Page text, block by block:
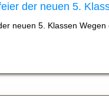
der neuen 5.
neuen 5. Klassen Wegen